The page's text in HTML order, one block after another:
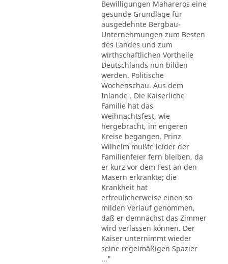
Bewilligungen Mahareros eine
gesunde Grundlage für
ausgedehnte Bergbau-
Unternehmungen zum Besten
des Landes und zum
wirthschaftlichen Vortheile
Deutschlands nun bilden
werden. Politische
Wochenschau. Aus dem
Inlande . Die Kaiserliche
Familie hat das
Weihnachtsfest, wie
hergebracht, im engeren
Kreise begangen. Prinz
Wilhelm mußte leider der
Familienfeier fern bleiben, da
er kurz vor dem Fest an den
Masern erkrankte; die
Krankheit hat
erfreulicherweise einen so
milden Verlauf genommen,
daß er demnächst das Zimmer
wird verlassen können. Der
Kaiser unternimmt wieder
seine regelmäßigen Spazier
..."